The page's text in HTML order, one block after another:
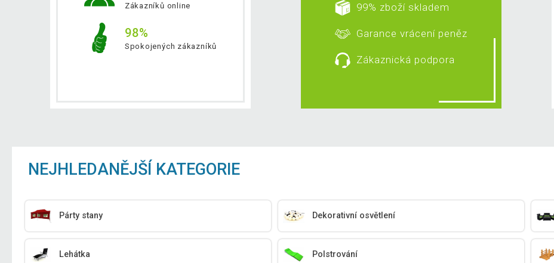
Zákazníků online
98%
Spokojených zákazníků
99% zboží skladem
Garance vrácení peněz
Zákaznická podpora
NEJHLEDANĚJŠÍ KATEGORIE
Párty stany Dekorativní osvětlení
Lehátka Polstrování